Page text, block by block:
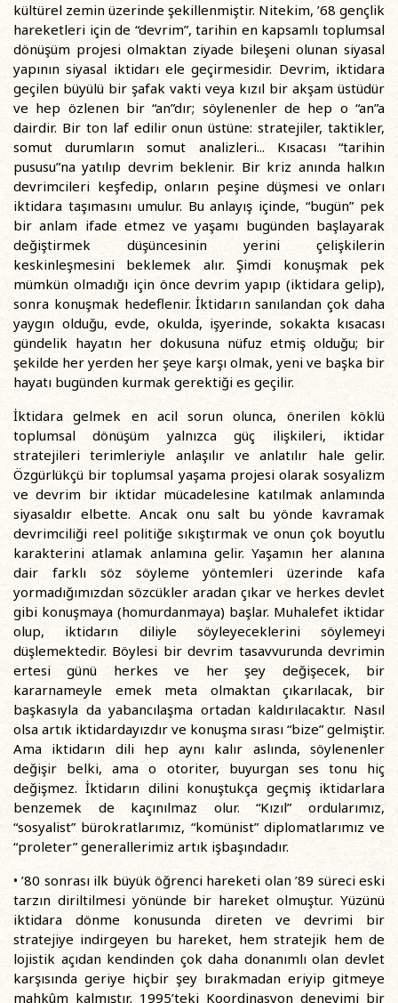
kültürel zemin üzerinde şekillenmiştir. Nitekim, ’68 gençlik
hareketleri için de “devrim”, tarihin en kapsamlı toplumsal
dönüşüm projesi olmaktan ziyade bileşeni olunan siyasal
yapının siyasal iktidarı ele geçirmesidir. Devrim, iktidara
geçilen büyülü bir şafak vakti veya kızıl bir akşam üstüdür
ve hep özlenen bir “an”dır; söylenenler de hep o “an”a
dairdir. Bir ton laf edilir onun üstüne: stratejiler, taktikler,
somut durumların somut analizleri... Kısacası “tarihin
pususu”na yatılıp devrim beklenir. Bir kriz anında halkın
devrimcileri keşfedip, onların peşine düşmesi ve onları
iktidara taşımasını umulur. Bu anlayış içinde, “bugün” pek
bir anlam ifade etmez ve yaşamı bugünden başlayarak
değiştirmek düşüncesinin yerini çelişkilerin
keskinleşmesini beklemek alır. Şimdi konuşmak pek
mümkün olmadığı için önce devrim yapıp (iktidara gelip),
sonra konuşmak hedeflenir. İktidarın sanılandan çok daha
yaygın olduğu, evde, okulda, işyerinde, sokakta kısacası
gündelik hayatın her dokusuna nüfuz etmiş olduğu; bir
şekilde her yerden her şeye karşı olmak, yeni ve başka bir
hayatı bugünden kurmak gerektiği es geçilir.
İktidara gelmek en acil sorun olunca, önerilen köklü
toplumsal dönüşüm yalnızca güç ilişkileri, iktidar
stratejileri terimleriyle anlaşılır ve anlatılır hale gelir.
Özgürlükçü bir toplumsal yaşama projesi olarak sosyalizm
ve devrim bir iktidar mücadelesine katılmak anlamında
siyasaldır elbette. Ancak onu salt bu yönde kavramak
devrimciliği reel politiğe sıkıştırmak ve onun çok boyutlu
karakterini atlamak anlamına gelir. Yaşamın her alanına
dair farklı söz söyleme yöntemleri üzerinde kafa
yormadığımızdan sözcükler aradan çıkar ve herkes devlet
gibi konuşmaya (homurdanmaya) başlar. Muhalefet iktidar
olup, iktidarın diliyle söyleyeceklerini söylemeyi
düşlemektedir. Böylesi bir devrim tasavvurunda devrimin
ertesi günü herkes ve her şey değişecek, bir
kararnameyle emek meta olmaktan çıkarılacak, bir
başkasıyla da yabancılaşma ortadan kaldırılacaktır. Nasıl
olsa artık iktidardayızdır ve konuşma sırası “bize” gelmiştir.
Ama iktidarın dili hep aynı kalır aslında, söylenenler
değişir belki, ama o otoriter, buyurgan ses tonu hiç
değişmez. İktidarın dilini konuştukça geçmiş iktidarlara
benzemek de kaçınılmaz olur. “Kızıl” ordularımız,
“sosyalist” bürokratlarımız, “komünist” diplomatlarımız ve
“proleter” generallerimiz artık işbaşındadır.
• ’80 sonrası ilk büyük öğrenci hareketi olan ’89 süreci eski
tarzın diriltilmesi yönünde bir hareket olmuştur. Yüzünü
iktidara dönme konusunda direten ve devrimi bir
stratejiye indirgeyen bu hareket, hem stratejik hem de
lojistik açıdan kendinden çok daha donanımlı olan devlet
karşısında geriye hiçbir şey bırakmadan eriyip gitmeye
mahkûm kalmıştır. 1995’teki Koordinasyon deneyimi bir